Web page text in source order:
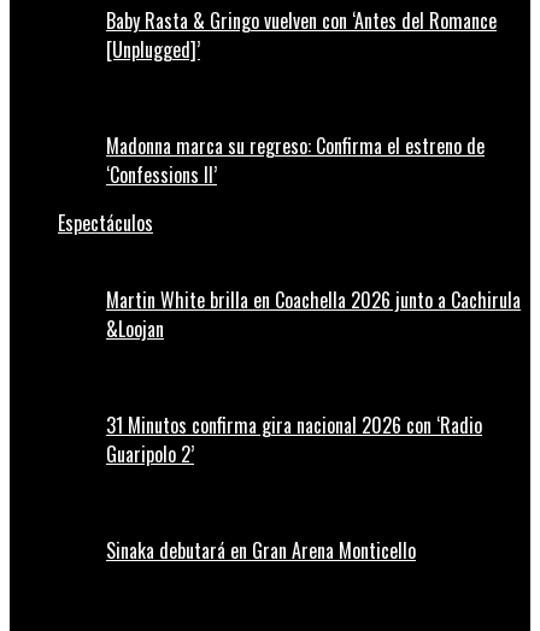
Baby Rasta & Gringo vuelven con ‘Antes del Romance
[Unplugged]’
Madonna marca su regreso: Confirma el estreno de
‘Confessions II’
Espectáculos
Martin White brilla en Coachella 2026 junto a Cachirula
&Loojan
31 Minutos confirma gira nacional 2026 con ‘Radio
Guaripolo 2’
Sinaka debutará en Gran Arena Monticello